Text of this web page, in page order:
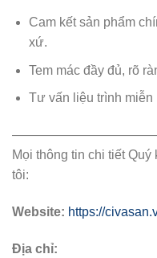
Cam kết sản phẩm
xứ.
Tem mác đầy đủ, rõ
Tư vấn liệu trình miễn
Mọi thông tin chi tiết
tôi:
Website: https://
Địa chỉ: